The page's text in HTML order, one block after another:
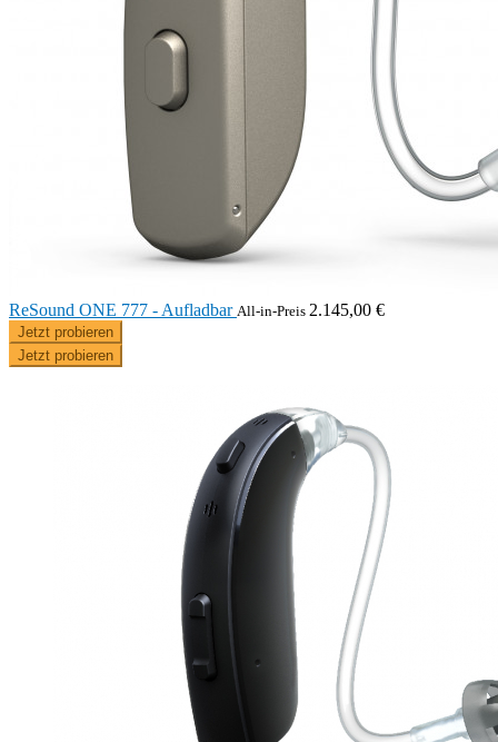
ReSound ONE 777 - Aufladbar All-in-Preis 2.145,00 €
Jetzt probieren
Jetzt probieren